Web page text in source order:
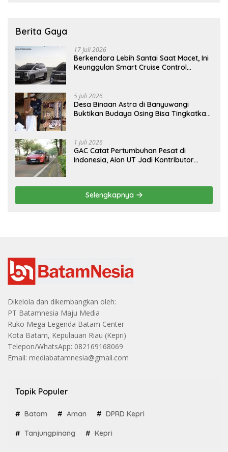
Berita Gaya
17 Juli 2026
Berkendara Lebih Santai Saat Macet, Ini
Keunggulan Smart Cruise Control
5 Juli 2026
Desa Binaan Astra di Banyuwangi
Buktikan Budaya Osing Bisa Tingkatkan
1 Juli 2026
GAC Catat Pertumbuhan Pesat di
Indonesia, Aion UT Jadi Kontributor
Selengkapnya
Dikelola dan dikembangkan oleh:
PT Batamnesia Maju Media
Ruko Mega Legenda Batam Center
Kota Batam, Kepulauan Riau (Kepri)
Telepon/WhatsApp: 082169168069
Email: mediabatamnesia@gmail.com
Topik Populer
Batam Aman DPRD Kepri
Tanjungpinang Kepri